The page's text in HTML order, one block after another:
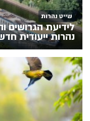
שייט נהרות
לידיעת הגרושים
נהרות ייעודית